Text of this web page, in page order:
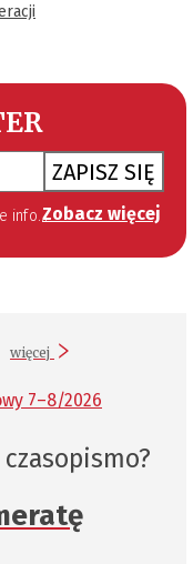
ZAPISZ SIĘ
jest konieczne, aby otrzymywać newsletter. Zobacz więcej
więcej